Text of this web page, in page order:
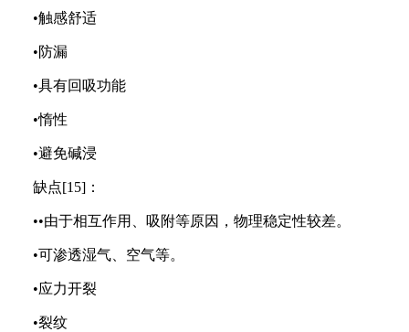
•触感舒适
•防漏
•具有回吸功能
•惰性
•避免碱浸
缺点[15]：
••由于相互作用、吸附等原因，物理稳定性较差。
•可渗透湿气、空气等。
•应力开裂
•裂纹